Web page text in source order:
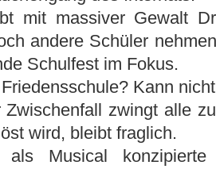
mit massiver Gewalt
andere Schüler
Schulfest im Fokus.
Kann
Zwischenfall zwingt alle
wird, bleibt fraglich.
als Musical